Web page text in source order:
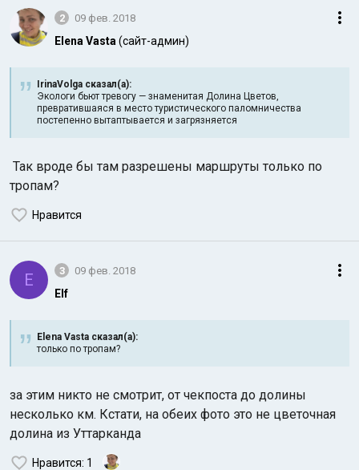
2 09 фев. 2018
Elena Vasta (сайт-админ)
IrinaVolga сказал(а):
Экологи бьют тревогу — знаменитая Долина Цветов,
превратившаяся в место туристического паломничества
постепенно вытаптывается и загрязняется
Так вроде бы там разрешены маршруты только по
тропам?
Нравится
E 3 09 фев. 2018
Elf
Elena Vasta сказал(а):
только по тропам?
за этим никто не смотрит, от чекпоста до долины
несколько км. Кстати, на обеих фото это не цветочная
долина из Уттарканда
Нравится: 1